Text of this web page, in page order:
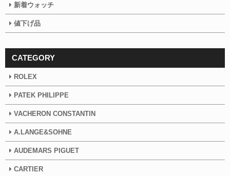
新着ウォッチ
値下げ品
CATEGORY
ROLEX
PATEK PHILIPPE
VACHERON CONSTANTIN
A.LANGE&SOHNE
AUDEMARS PIGUET
CARTIER